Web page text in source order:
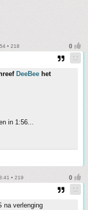
• 218
DeeBee het
in 1:56...
• 219
na verlenging